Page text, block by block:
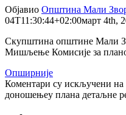
Објавио Општина Мали
04T11:30:44+02:00март 4th,
Скупштина општине Мали
Мишљење Комисије за
Опширније
Коментари су искључени на
доношењеу плана детаљне